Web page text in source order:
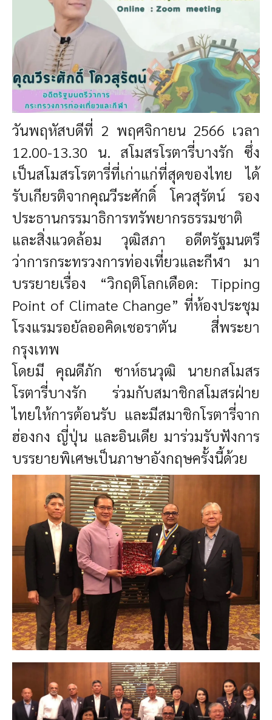
วันพฤหัสบดีที่ 2 พฤศจิกายน 2566 เวลา
12.00-13.30 น. สโมสรโรตารี่บางรัก ซึ่ง
เป็นสโมสรโรตารี่ที่เก่าแก่ที่สุดของไทย ได้
รับเกียรติจากคุณวีระศักดิ์ โควสุรัตน์ รอง
ประธานกรรมาธิการทรัพยากรธรรมชาติ
และสิ่งแวดล้อม วุฒิสภา อดีตรัฐมนตรี
ว่าการกระทรวงการท่องเที่ยวและกีฬา มา
บรรยายเรื่อง “วิกฤติโลกเดือด: Tipping
Point of Climate Change” ที่ห้องประชุม
โรงแรมรอยัลออคิดเชอราตัน สี่พระยา
กรุงเทพ
โดยมี คุณดีภัก ซาห์ธนวุฒิ นายกสโมสร
โรตารี่บางรัก ร่วมกับสมาชิกสโมสรฝ่าย
ไทยให้การต้อนรับ และมีสมาชิกโรตารี่จาก
ฮ่องกง ญี่ปุ่น และอินเดีย มาร่วมรับฟังการ
บรรยายพิเศษเป็นภาษาอังกฤษครั้งนี้ด้วย